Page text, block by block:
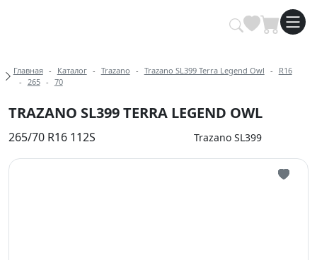
Купить автомобильные шины
Хлебные крошки
Главная Каталог Trazano Trazano SL399 Terra Legend Owl
R16
265
70
TRAZANO SL399 TERRA LEGEND OWL
265/70 R16 112S Trazano SL399